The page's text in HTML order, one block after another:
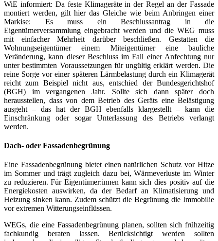
WiE informiert: Da feste Klimageräte in der Regel an der Fassade
montiert werden, gilt hier das Gleiche wie beim Anbringen einer
Markise: Es muss ein Beschlussantrag in die
Eigentümerversammlung eingebracht werden und die WEG muss
mit einfacher Mehrheit darüber beschließen. Gestatten die
Wohnungseigentümer einem Miteigentümer eine bauliche
Veränderung, kann dieser Beschluss im Fall einer Anfechtung nur
unter bestimmten Voraussetzungen für ungültig erklärt werden. Die
reine Sorge vor einer späteren Lärmbelastung durch ein Klimagerät
reicht zum Beispiel nicht aus, entschied der Bundesgerichtshof
(BGH) im vergangenen Jahr. Sollte sich dann später doch
herausstellen, dass von dem Betrieb des Geräts eine Belästigung
ausgeht – das hat der BGH ebenfalls klargestellt – kann die
Einschränkung oder sogar Unterlassung des Betriebs verlangt
werden.
Dach- oder Fassadenbegrünung
Eine Fassadenbegrünung bietet einen natürlichen Schutz vor Hitze
im Sommer und trägt zugleich dazu bei, Wärmeverluste im Winter
zu reduzieren. Für Eigentümer:innen kann sich dies positiv auf die
Energiekosten auswirken, da der Bedarf an Klimatisierung und
Heizung sinken kann. Zudem schützt die Begrünung die Immobilie
vor extremen Witterungseinflüssen.
WEGs, die eine Fassadenbegrünung planen, sollten sich frühzeitig
fachkundig beraten lassen. Berücksichtigt werden sollten